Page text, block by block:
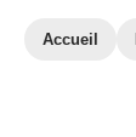
Accueil